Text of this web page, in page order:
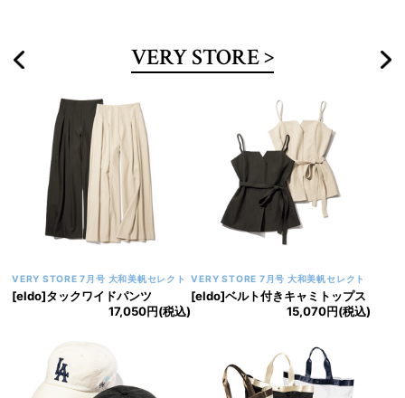
VERY STORE
VERY STORE 7月号 大和美帆セレクト
[eldo]タックワイドパンツ
17,050円(税込)
VERY STORE 7月号 大和美帆セレクト
[eldo]ベルト付きキャミトップス
15,070円(税込)